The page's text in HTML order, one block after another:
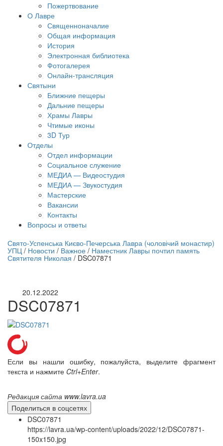
Пожертвование
О Лавре
Священноначалие
Общая информация
История
Электронная библиотека
Фотогалерея
Онлайн-трансляция
Святыни
Ближние пещеры
Дальние пещеры
Храмы Лавры
Чтимые иконы
3D Тур
Отделы
Отдел информации
Социальное служение
МЕДИА — Видеостудия
МЕДИА — Звукостудия
Мастерские
Вакансии
Контакты
Вопросы и ответы
трансляция | 12 сентября
трансляции
Свято-Успенська Києво-Печерська Лавра (чоловічий монастир)
УПЦ / Новости / Важное / Наместник Лавры почтил память
Святителя Николая / DSC07871
20.12.2022
DSC07871
Если вы нашли ошибку, пожалуйста, выделите фрагмент
текста и нажмите Ctrl+Enter.
Редакция сайта www.lavra.ua
Поделиться в соцсетях
DSC07871
https://lavra.ua/wp-content/uploads/2022/12/DSC07871-
150x150.jpg